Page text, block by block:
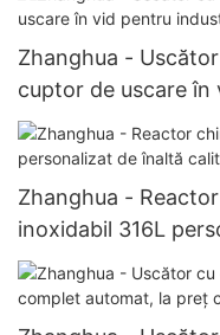
Zhanghua -
cuptor de uscare
farmaceutică
Zhanghua -
inoxidabil 316L
cazan de reacție cu